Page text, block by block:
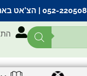
| הצ’אט